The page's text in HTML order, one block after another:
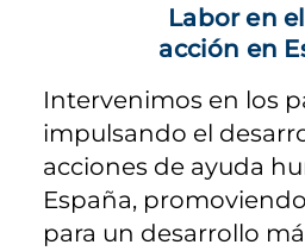
Labor en
acción en
Intervenimos en los
impulsando el
acciones de ayuda
España,
para un desarrollo